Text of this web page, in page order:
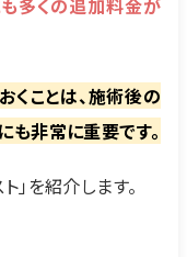
多くの追加料金が
くことは、施術後の
も非常に重要です。
」を紹介します。